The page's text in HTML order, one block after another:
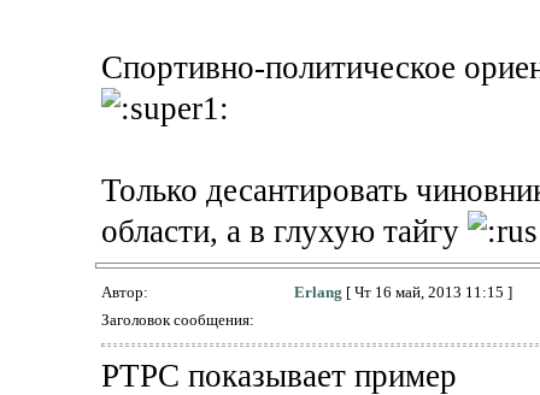
Спортивно-политическое
Только десантировать
области, а в глухую тайгу
Автор: Erlang [ Чт 16 май, 2013 11:15 ]
Заголовок сообщения:
РТРС показывает пример